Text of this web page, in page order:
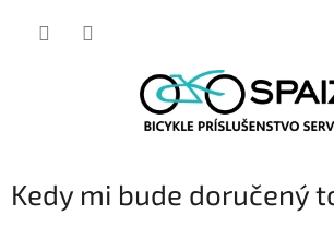
Kedy mi bude doručený